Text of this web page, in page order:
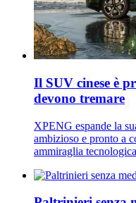
Il SUV cinese è
devono tremare
XPENG espande la
ambizioso e pronto a
ammiraglia tecnologica